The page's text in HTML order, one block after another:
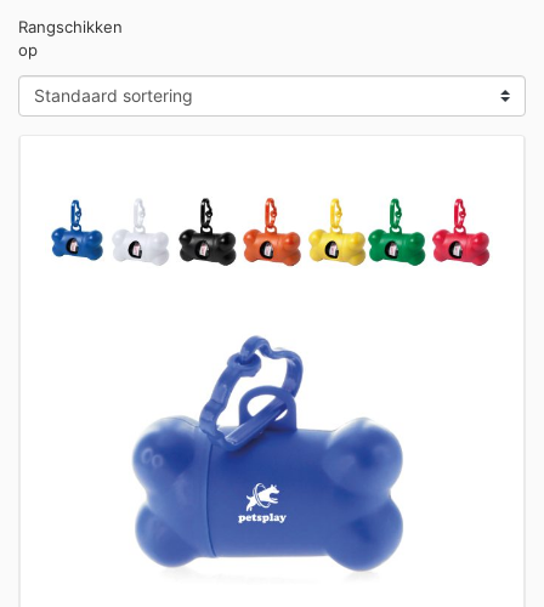
Rangschikken
op